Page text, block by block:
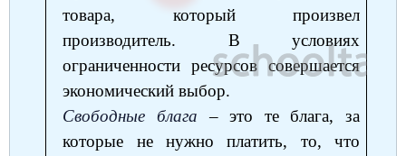
Немецкий язык
География
История
Биология
Технология
История
ОБЖ
География
товара, который произвел
производитель. В условиях
ограниченности ресурсов совершается
экономический выбор.
Свободные блага ‒ это те блага, за
которые не нужно платить, то, что